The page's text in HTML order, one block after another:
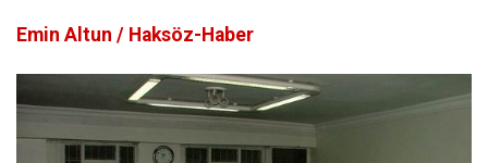
Emin Altun / Haksöz-Haber